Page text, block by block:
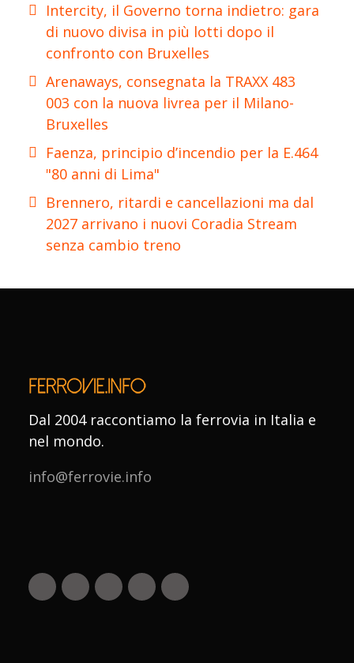
Intercity, il Governo torna indietro: gara
di nuovo divisa in più lotti dopo il
confronto con Bruxelles
Arenaways, consegnata la TRAXX 483
003 con la nuova livrea per il Milano-
Bruxelles
Faenza, principio d’incendio per la E.464
"80 anni di Lima"
Brennero, ritardi e cancellazioni ma dal
2027 arrivano i nuovi Coradia Stream
senza cambio treno
Dal 2004 raccontiamo la ferrovia in Italia e
nel mondo.
info@ferrovie.info